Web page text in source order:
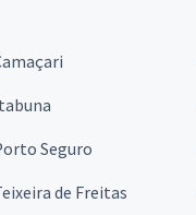
Seguro
de Freitas